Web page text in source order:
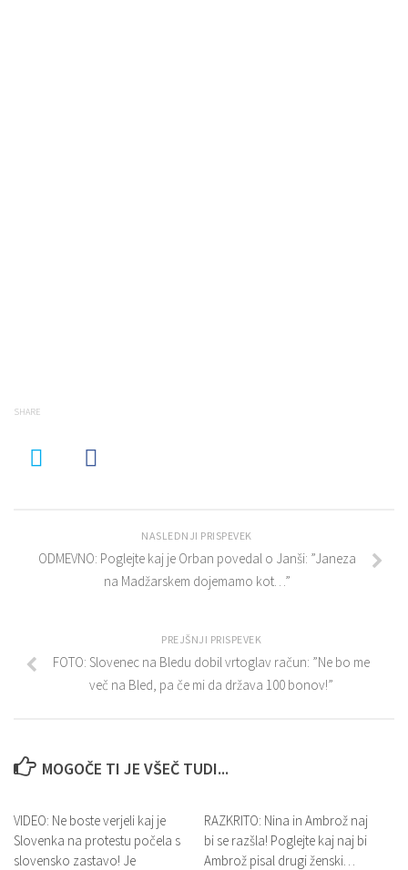
SHARE
NASLEDNJI PRISPEVEK
ODMEVNO: Poglejte kaj je Orban povedal o Janši: ”Janeza
na Madžarskem dojemamo kot…”
PREJŠNJI PRISPEVEK
FOTO: Slovenec na Bledu dobil vrtoglav račun: ”Ne bo me
več na Bled, pa če mi da država 100 bonov!”
MOGOČE TI JE VŠEČ TUDI...
VIDEO: Ne boste verjeli kaj je
Slovenka na protestu počela s
slovensko zastavo! Je
RAZKRITO: Nina in Ambrož naj
bi se razšla! Poglejte kaj naj bi
Ambrož pisal drugi ženski…